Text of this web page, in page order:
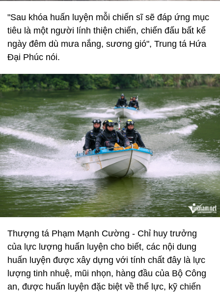
"Sau khóa huấn luyện mỗi chiến sĩ sẽ đáp ứng mục
tiêu là một người lính thiện chiến, chiến đấu bất kể
ngày đêm dù mưa nắng, sương gió", Trung tá Hứa
Đại Phúc nói.
Thượng tá Phạm Mạnh Cường - Chỉ huy trưởng
của lực lượng huấn luyện cho biết, các nội dung
huấn luyện được xây dựng với tính chất đây là lực
lượng tinh nhuệ, mũi nhọn, hàng đầu của Bộ Công
an, được huấn luyện đặc biệt về thể lực, kỹ chiến